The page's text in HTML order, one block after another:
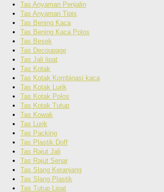
Tas Anyaman Penjalin
Tas Anyaman Tipis
Tas Bening Kaca
Tas Bening Kaca Polos
Tas Besek
Tas Decoupage
Tas Jali lipat
Tas Kotak
Tas Kotak Kombinasi kaca
Tas Kotak Lurik
Tas Kotak Polos
Tas Kotak Tutup
Tas Kowak
Tas Lurik
Tas Packing
Tas Plastik Doff
Tas Rajut Jali
Tas Rajut Senar
Tas Slang Keranjang
Tas Slang Plastik
Tas Tutup Lipat